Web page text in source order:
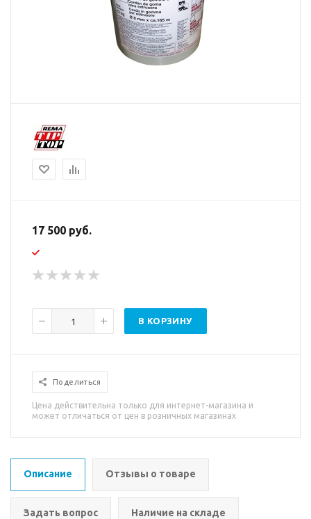
17 500 руб.
В КОРЗИНУ
Поделиться
Цена действительна только для интернет-магазина и
может отличаться от цен в розничных магазинах
Описание Отзывы о товаре
Задать вопрос Наличие на складе